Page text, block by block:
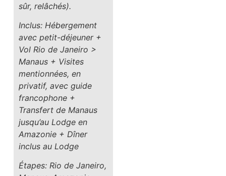
sûr, relâchés).
Inclus: Hébergement
avec petit-déjeuner +
Vol Rio de Janeiro >
Manaus + Visites
mentionnées, en
privatif, avec guide
francophone +
Transfert de Manaus
jusqu’au Lodge en
Amazonie + Dîner
inclus au Lodge
Étapes: Rio de Janeiro,